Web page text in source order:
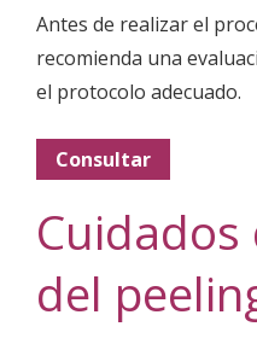
Antes de realizar el
recomienda una
el protocolo adecuado.
Consultar
Cuidados
del